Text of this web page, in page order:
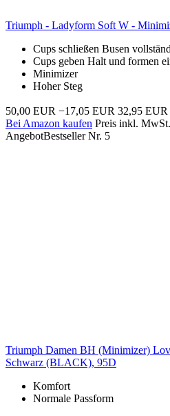
Triumph - Ladyform Soft W -
Cups schließen Busen
Cups geben Halt und formen
Minimizer
Hoher Steg
50,00 EUR −17,05 EUR 32,95 EUR
Bei Amazon kaufen Preis inkl.
AngebotBestseller Nr. 5
Triumph Damen BH (Minimizer)
Schwarz (BLACK), 95D
Komfort
Normale Passform